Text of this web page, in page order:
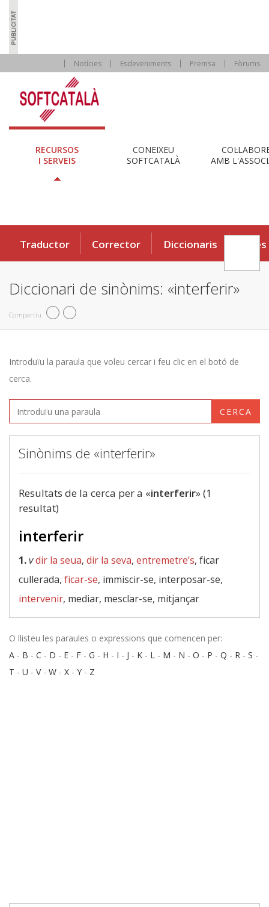
Notícies Esdeveniments Premsa Fòrums
RECURSOS
I SERVEIS
CONEIXEU
SOFTCATALÀ
AMB
Traductor Corrector Diccionaris Eines
Diccionari de sinònims: «interferir»
Compartiu
Introduïu la paraula que voleu cercar i feu clic en el botó de
cerca.
CERCA
Sinònims de «interferir»
Resultats de la cerca per a «interferir» (1
resultat)
interferir
1.vdir la seua, dir la seva, entremetre’s, ficar
cullerada, ficar-se, immiscir-se, interposar-se,
intervenir, mediar, mesclar-se, mitjançar
O llisteu les paraules o expressions que comencen per:
A - B - C - D - E - F - G - H - I - J - K - L - M - N - O - P - Q - R - S -
T - U - V- W - X - Y - Z